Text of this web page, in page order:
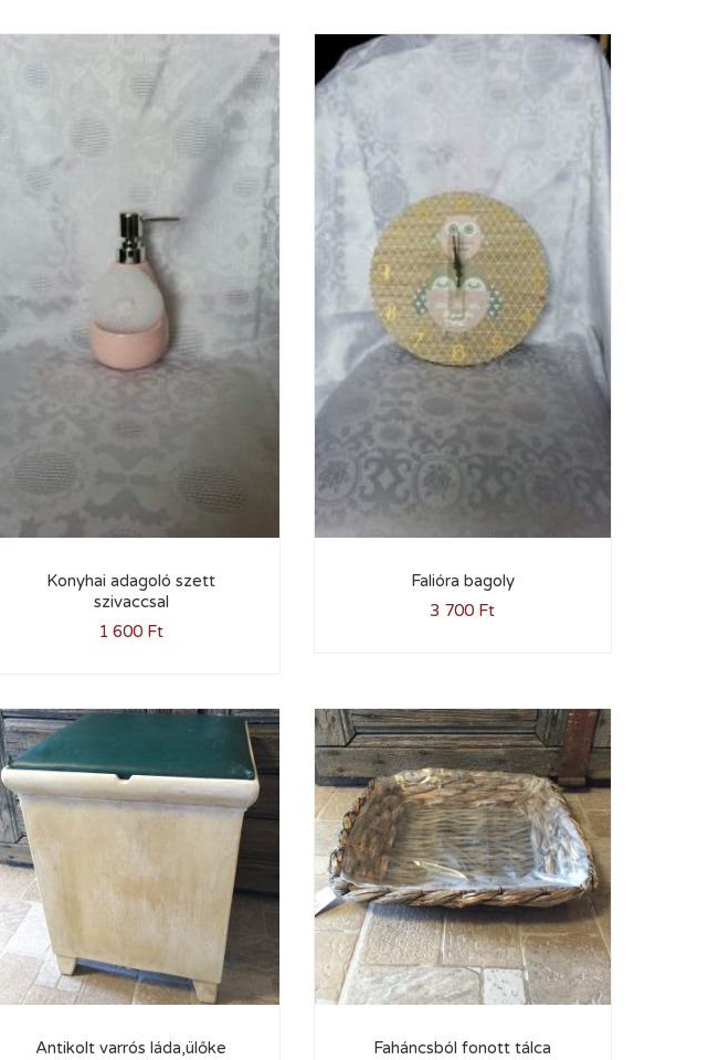
Konyhai adagoló szett
szivaccsal
1 600 Ft
Falióra bagoly
3 700 Ft
Antikolt varrós láda,ülőke Faháncsból fonott tálca